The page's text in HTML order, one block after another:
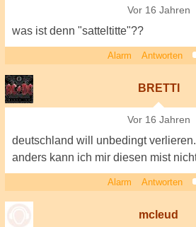
Vor 16 Jahren
was ist denn "satteltitte"??
Alarm Antworten
BRETTI
Vor 16 Jahren
deutschland will unbedingt
anders kann ich mir diesen mist
Alarm Antworten
mcleud